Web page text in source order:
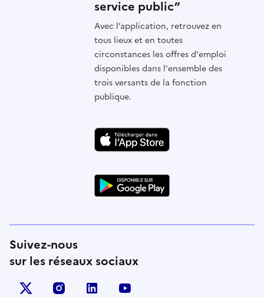
service public”
Avec l’application, retrouvez en
tous lieux et en toutes
circonstances les offres d'emploi
disponibles dans l'ensemble des
trois versants de la fonction
publique.
Suivez-nous
sur les réseaux sociaux
X (anciennement Twitter)
instagramlinkedin